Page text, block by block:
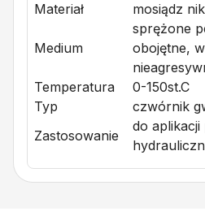
Materiał
mosiądz
Medium
sprężone
obojętne,
Temperatura
0-150st.C
Typ
czwórnik
Zastosowanie
do